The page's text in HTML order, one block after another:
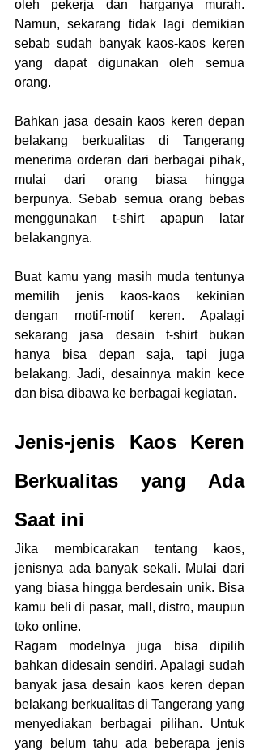
oleh pekerja dan harganya murah.
Namun, sekarang tidak lagi demikian
sebab sudah banyak kaos-kaos keren
yang dapat digunakan oleh semua
orang.
Bahkan jasa desain kaos keren depan
belakang berkualitas di Tangerang
menerima orderan dari berbagai pihak,
mulai dari orang biasa hingga
berpunya. Sebab semua orang bebas
menggunakan t-shirt apapun latar
belakangnya.
Buat kamu yang masih muda tentunya
memilih jenis kaos-kaos kekinian
dengan motif-motif keren. Apalagi
sekarang jasa desain t-shirt bukan
hanya bisa depan saja, tapi juga
belakang. Jadi, desainnya makin kece
dan bisa dibawa ke berbagai kegiatan.
Jenis-jenis Kaos Keren
Berkualitas yang Ada
Saat ini
Jika membicarakan tentang kaos,
jenisnya ada banyak sekali. Mulai dari
yang biasa hingga berdesain unik. Bisa
kamu beli di pasar, mall, distro, maupun
toko online.
Ragam modelnya juga bisa dipilih
bahkan didesain sendiri. Apalagi sudah
banyak jasa desain kaos keren depan
belakang berkualitas di Tangerang yang
menyediakan berbagai pilihan. Untuk
yang belum tahu ada beberapa jenis